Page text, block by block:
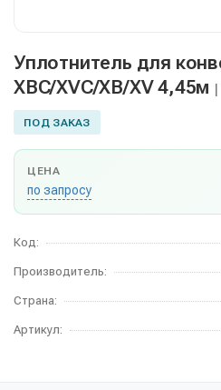
Уплотнитель для
XBC/XVC/XB/XV 4,45м |
ПОД ЗАКАЗ
ЦЕНА
по запросу
Код:
Производитель:
Страна:
Артикул: